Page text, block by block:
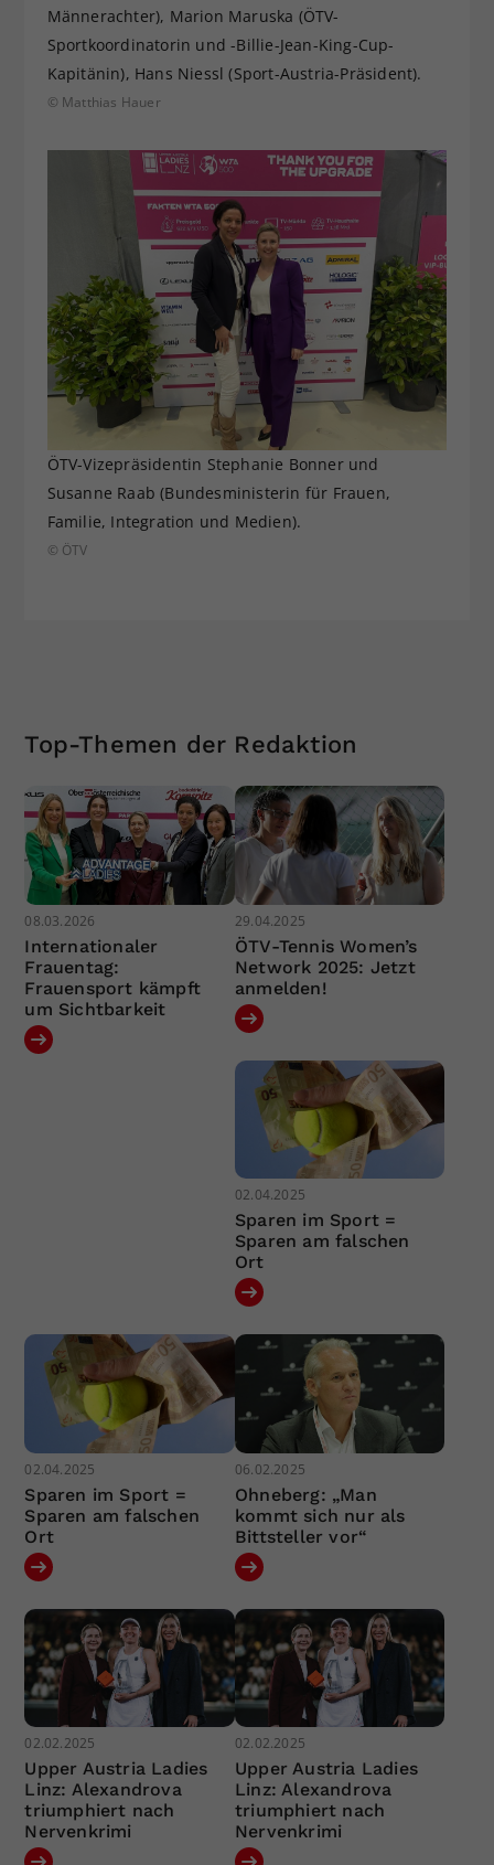
Männerachter), Marion Maruska (ÖTV-
Sportkoordinatorin und -Billie-Jean-King-Cup-
Kapitänin), Hans Niessl (Sport-Austria-Präsident).
© Matthias Hauer
ÖTV-Vizepräsidentin Stephanie Bonner und
Susanne Raab (Bundesministerin für Frauen,
Familie, Integration und Medien).
© ÖTV
Top-Themen der Redaktion
08.03.2026
Internationaler
Frauentag:
Frauensport kämpft
um Sichtbarkeit
29.04.2025
ÖTV-Tennis Women’s
Network 2025: Jetzt
anmelden!
02.04.2025
Sparen im Sport =
Sparen am falschen
Ort
02.04.2025
Sparen im Sport =
Sparen am falschen
Ort
06.02.2025
Ohneberg: „Man
kommt sich nur als
Bittsteller vor“
02.02.2025
Upper Austria Ladies
Linz: Alexandrova
triumphiert nach
Nervenkrimi
02.02.2025
Upper Austria Ladies
Linz: Alexandrova
triumphiert nach
Nervenkrimi